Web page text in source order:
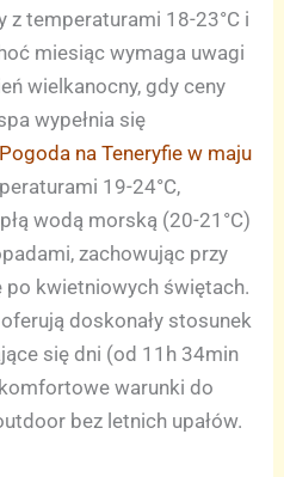
z temperaturami 18-23°C i
miesiąc wymaga uwagi
wielkanocny, gdy ceny
wypełnia się
Pogoda na Teneryfie w maju
19-24°C,
wodą morską (20-21°C)
zachowując przy
kwietniowych świętach.
doskonały stosunek
się dni (od 11h 34min
warunki do
bez letnich upałów.